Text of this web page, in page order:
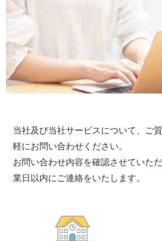
当社及び当社サービスについて、ご
軽にお問い合わせください。
お問い合わせ内容を確認させていた
業日以内にご連絡をいたします。